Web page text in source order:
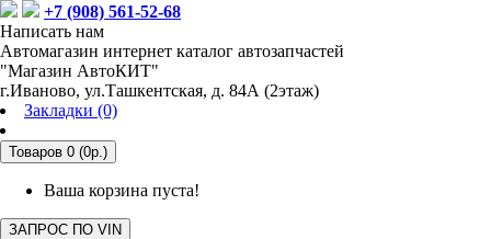
+7 (908) 561-52-68
Написать нам
Автомагазин интернет каталог автозапчастей
"Магазин АвтоКИТ"
г.Иваново, ул.Ташкентская, д. 84А (2этаж)
Закладки (0)
Товаров 0 (0р.)
Ваша корзина пуста!
ЗАПРОС ПО VIN